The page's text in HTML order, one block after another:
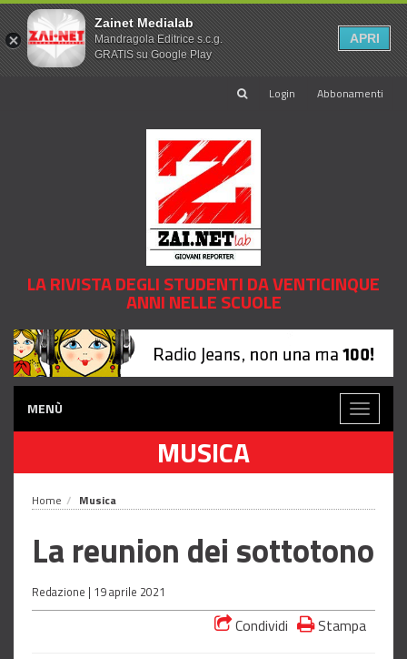
Login Abbonamenti
LA RIVISTA DEGLI STUDENTI DA VENTICINQUE
ANNI NELLE SCUOLE
MENÙ
Toggle
MUSICA
Home Musica
La reunion dei sottotono
Redazione | 19 aprile 2021
Condividi Stampa
Zainet Medialab
Mandragola Editrice s.c.g.
GRATIS su Google Play
APRI